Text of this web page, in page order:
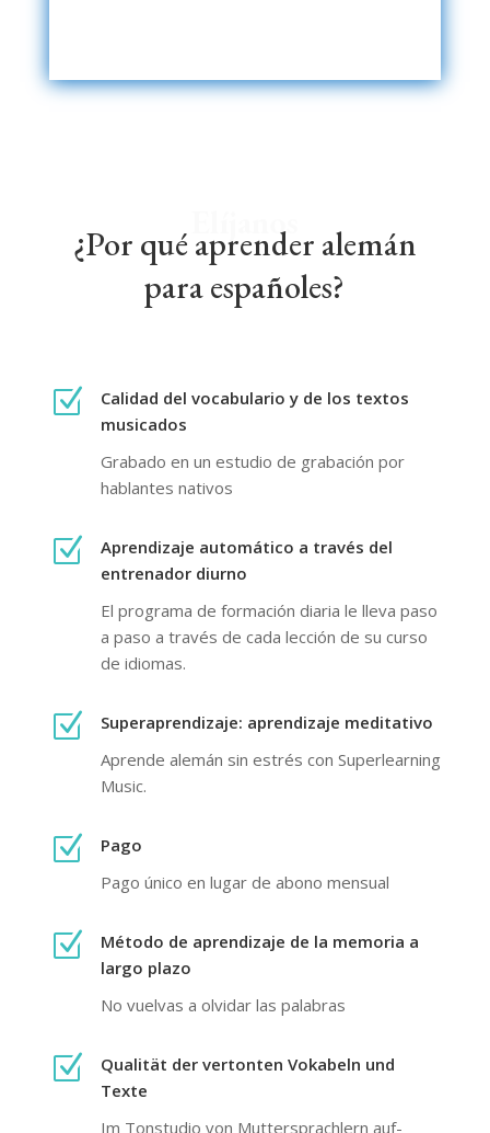
Elíjanos
¿Por qué aprender alemán
para españoles?
Z
Calidad del vocabulario y de los textos
musicados
Grabado en un estudio de grabación por
hablantes nativos
Z
Aprendizaje automático a través del
entrenador diurno
El programa de formación diaria le lleva paso
a paso a través de cada lección de su curso
de idiomas.
Z
Superaprendizaje: aprendizaje meditativo
Aprende alemán sin estrés con Superlearning
Music.
Z
Pago
Pago único en lugar de abono mensual
Z
Método de aprendizaje de la memoria a
largo plazo
No vuelvas a olvidar las palabras
Z
Qualität der vertonten Vokabeln und
Texte
Im Tonstudio von Mutter­sprachlern auf­